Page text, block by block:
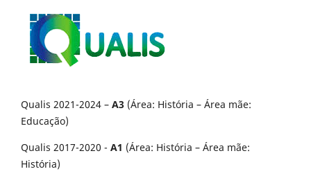
Qualis 2021-2024 – A3 (Área: História – Área mãe:
Educação)
Qualis 2017-2020 - A1 (Área: História – Área mãe:
História)